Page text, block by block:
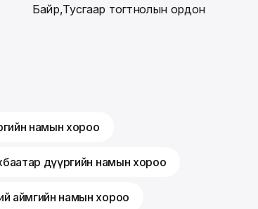
Байр,Тусгаар тогтнолын ордон
намын хороо
дүүргийн намын хороо
аймгийн намын хороо